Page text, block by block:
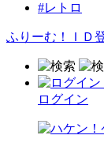
#レトロ
ふりーむ！ＩＤ
ログイン